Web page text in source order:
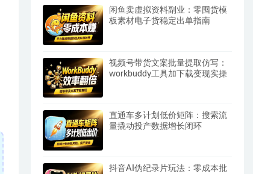
闲鱼卖虚拟资料副业：零囤货模
板素材电子货稳定出单指南
视频号带货文案批量提取仿写：
workbuddy工具加下载变现实操
直通车多计划低价矩阵：搜索流
量撬动投产数据增长闭环
抖音AI伪纪录片玩法：零成本批